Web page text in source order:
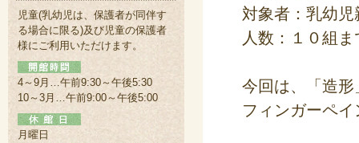
児童(乳幼児は、保護者が同伴す
る場合に限る)及び児童の保護者
様にご利用いただけます。
4～9月…午前9:30～午後5:30
10～3月…午前9:00～午後5:00
月曜日
対象者：乳幼児
人数：１０組ま
今回は、「造
フィンガーペ